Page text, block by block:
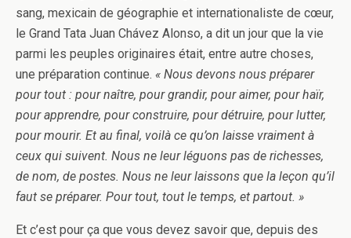
sang, mexicain de géographie et internationaliste de cœur,
le Grand Tata Juan Chávez Alonso, a dit un jour que la vie
parmi les peuples originaires était, entre autre choses,
une préparation continue. « Nous devons nous préparer
pour tout : pour naître, pour grandir, pour aimer, pour haïr,
pour apprendre, pour construire, pour détruire, pour lutter,
pour mourir. Et au final, voilà ce qu’on laisse vraiment à
ceux qui suivent. Nous ne leur léguons pas de richesses,
de nom, de postes. Nous ne leur laissons que la leçon qu’il
faut se préparer. Pour tout, tout le temps, et partout. »
Et c’est pour ça que vous devez savoir que, depuis des